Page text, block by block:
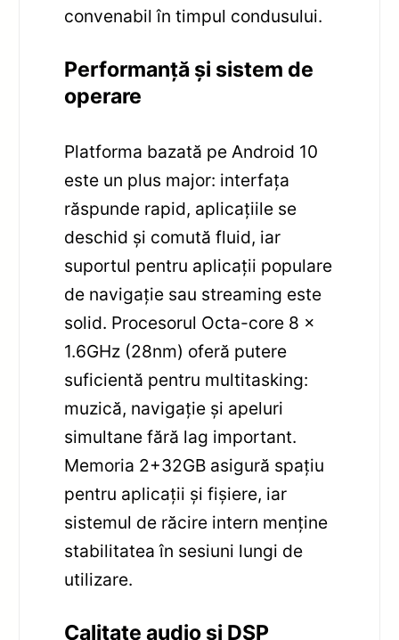
convenabil în timpul condusului.
Performanță și sistem de
operare
Platforma bazată pe Android 10
este un plus major: interfața
răspunde rapid, aplicațiile se
deschid și comută fluid, iar
suportul pentru aplicații populare
de navigație sau streaming este
solid. Procesorul Octa-core 8 x
1.6GHz (28nm) oferă putere
suficientă pentru multitasking:
muzică, navigație și apeluri
simultane fără lag important.
Memoria 2+32GB asigură spațiu
pentru aplicații și fișiere, iar
sistemul de răcire intern menține
stabilitatea în sesiuni lungi de
utilizare.
Calitate audio și DSP